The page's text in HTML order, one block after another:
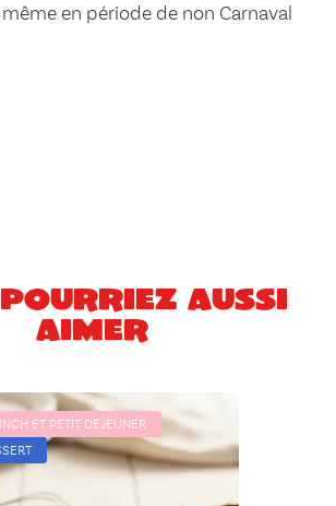
en période de non Carnaval
pourriez aussi
aimer
ET PETIT DÉJEUNER